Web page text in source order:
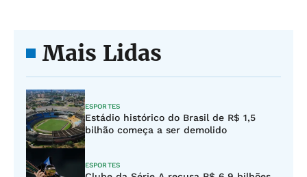
Mais Lidas
ESPORTES
Estádio histórico do Brasil de R$ 1,5
bilhão começa a ser demolido
ESPORTES